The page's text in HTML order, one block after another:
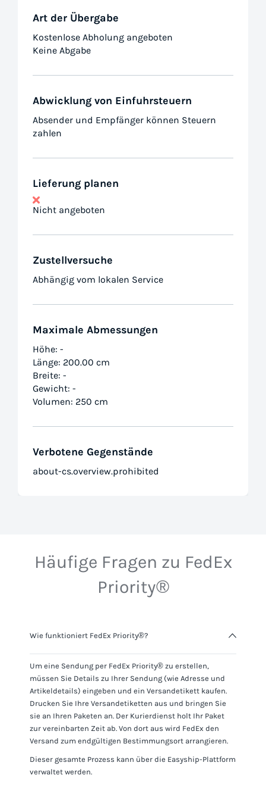
Art der Übergabe
Kostenlose Abholung angeboten
Keine Abgabe
Abwicklung von Einfuhrsteuern
Absender und Empfänger können Steuern
zahlen
Lieferung planen
Nicht angeboten
Zustellversuche
Abhängig vom lokalen Service
Maximale Abmessungen
Höhe: -
Länge: 200.00 cm
Breite: -
Gewicht: -
Volumen: 250 cm
Verbotene Gegenstände
about-cs.overview.prohibited
Häufige Fragen zu FedEx
Priority®
Wie funktioniert FedEx Priority®?
Um eine Sendung per FedEx Priority® zu erstellen,
müssen Sie Details zu Ihrer Sendung (wie Adresse und
Artikeldetails) eingeben und ein Versandetikett kaufen.
Drucken Sie Ihre Versandetiketten aus und bringen Sie
sie an Ihren Paketen an. Der Kurierdienst holt Ihr Paket
zur vereinbarten Zeit ab. Von dort aus wird FedEx den
Versand zum endgültigen Bestimmungsort arrangieren.
Dieser gesamte Prozess kann über die Easyship-Plattform
verwaltet werden.